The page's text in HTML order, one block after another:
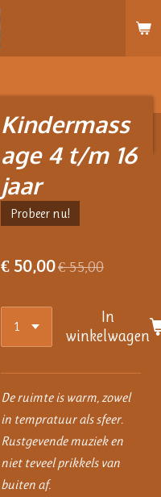
Kindermass
age 4 t/m 16
jaar
Probeer nu!
€ 50,00€ 55,00
In
winkelwagen
De ruimte is warm, zowel
in tempratuur als sfeer.
Rustgevende muziek en
niet teveel prikkels van
buiten af.